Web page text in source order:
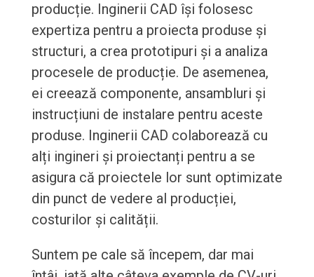
producție. Inginerii CAD își folosesc
expertiza pentru a proiecta produse și
structuri, a crea prototipuri și a analiza
procesele de producție. De asemenea,
ei creează componente, ansambluri și
instrucțiuni de instalare pentru aceste
produse. Inginerii CAD colaborează cu
alți ingineri și proiectanți pentru a se
asigura că proiectele lor sunt optimizate
din punct de vedere al producției,
costurilor și calității.
Suntem pe cale să începem, dar mai